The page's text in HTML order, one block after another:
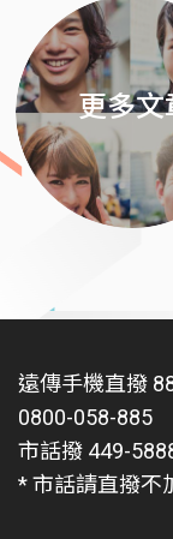
更多文
遠傳手機直撥
0800-058-885
市話撥 449-
* 市話請直撥不